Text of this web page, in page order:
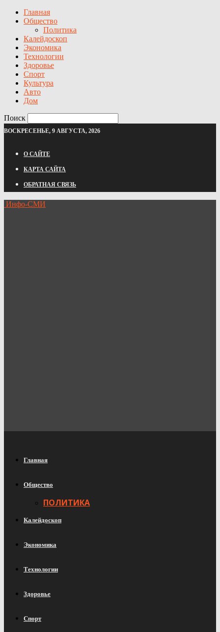
Главная
Общество
Политика
Калейдоскоп
Экономика
Технологии
Здоровье
Спорт
Культура
Авто
Дом
Поиск
ВОСКРЕСЕНЬЕ, 9 АВГУСТА, 2026
О САЙТЕ
КАРТА САЙТА
ОБРАТНАЯ СВЯЗЬ
Инфо-СМИ
Главная
Общество
ПОЛИТИКА
Калейдоскоп
Экономика
Технологии
Здоровье
Спорт